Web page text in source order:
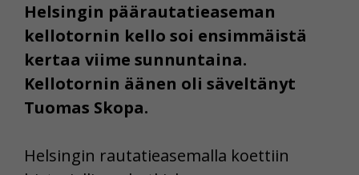
Helsingin päärautatieaseman
kellotornin kello soi ensimmäistä
kertaa viime sunnuntaina.
Kellotornin äänen oli säveltänyt
Tuomas Skopa.
Helsingin rautatieasemalla koettiin